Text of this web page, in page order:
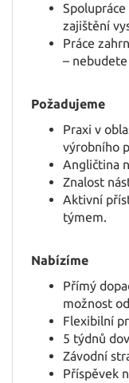
PL
HU
zajištění
Práce
–
Požadujeme
Praxi v
výrobního
Angličtina
Znalost
Aktivní
týmem.
Nabízíme
Přímý
možnost
Flexibilní
5 týdnů
Závodní
Příspěvek